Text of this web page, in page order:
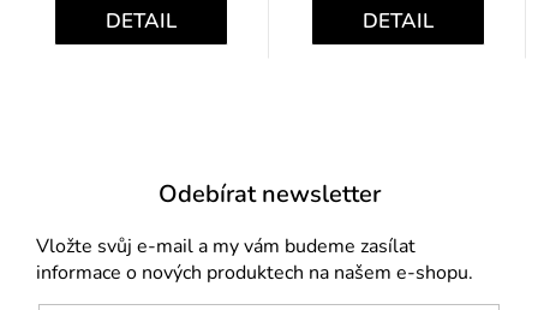
DETAIL DETAIL
Odebírat newsletter
Vložte svůj e-mail a my vám budeme zasílat
informace o nových produktech na našem e-shopu.